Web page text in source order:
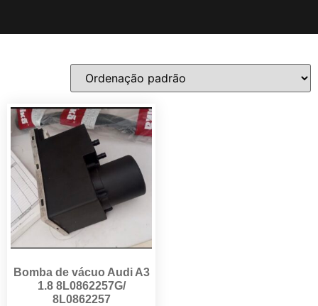
Bomba de vácuo Audi A3
1.8 8L0862257G/
8L0862257